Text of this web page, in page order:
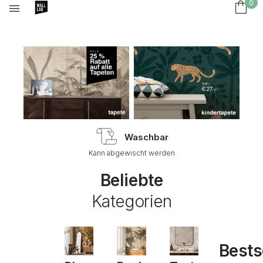
0
Waschbar
Kann abgewischt werden
Beliebte
Kategorien